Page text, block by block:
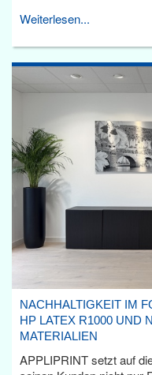
Weiterlesen...
NACHHALTIGKEIT IM
HP LATEX R1000 UND
MATERIALIEN
APPLIPRINT setzt auf